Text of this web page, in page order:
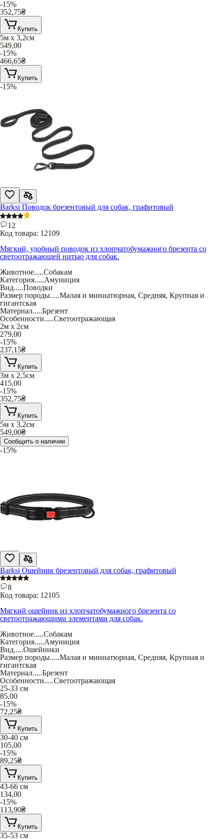
-15%
352,75₴
Купить
5м х 3,2см
549,00
-15%
466,65₴
Купить
-15%
Barksi Поводок брезентовый для собак, графитовый
12
Код товара: 12109
Мягкий, удобный поводок из хлопчатобумажного брезента со
светоотражающей нитью для собак.
Животное.....Собакам
Категория.....Амуниция
Вид.....Поводки
Размер породы.....Малая и миниатюрная, Средняя, Крупная и
гигантская
Материал.....Брезент
Особенности.....Светоотражающая
2м х 2см
279,00
-15%
237,15₴
Купить
3м х 2,5см
415,00
-15%
352,75₴
Купить
5м х 3,2см
549,00₴
Сообщить о наличии
-15%
Barksi Ошейник брезентовый для собак, графитовый
8
Код товара: 12105
Мягкий ошейник из хлопчатобумажного брезента со
светоотражающими элементами для собак.
Животное.....Собакам
Категория.....Амуниция
Вид.....Ошейники
Размер породы.....Малая и миниатюрная, Средняя, Крупная и
гигантская
Материал.....Брезент
Особенности.....Светоотражающая
25-33 см
85,00
-15%
72,25₴
Купить
30-40 см
105,00
-15%
89,25₴
Купить
43-66 см
134,00
-15%
113,90₴
Купить
35-53 см